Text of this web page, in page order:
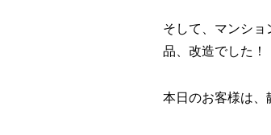
そして、マンシ
品、改造でした！
本日のお客様は、